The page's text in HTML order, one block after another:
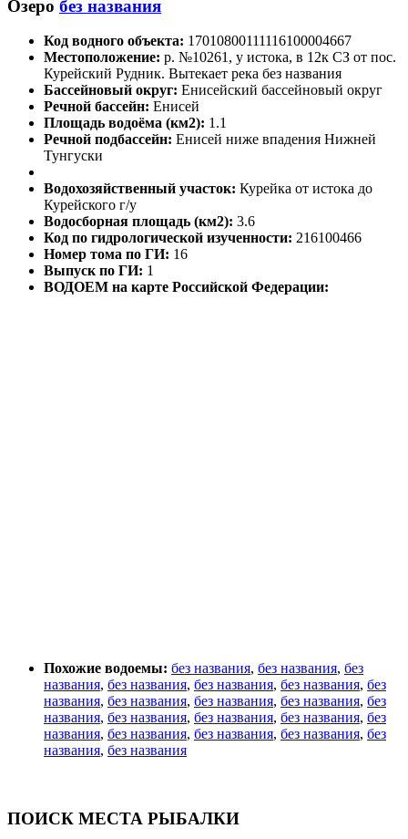
Озеро без названия
Код водного объекта: 17010800111116100004667
Местоположение: р. №10261, у истока, в 12к СЗ от пос.
Курейский Рудник. Вытекает река без названия
Бассейновый округ: Енисейский бассейновый округ
Речной бассейн: Енисей
Площадь водоёма (км2): 1.1
Речной подбассейн: Енисей ниже впадения Нижней
Тунгуски
Водохозяйственный участок: Курейка от истока до
Курейского г/у
Водосборная площадь (км2): 3.6
Код по гидрологической изученности: 216100466
Номер тома по ГИ: 16
Выпуск по ГИ: 1
ВОДОЕМ на карте Российской Федерации:
Похожие водоемы: без названия, без названия, без
названия, без названия, без названия, без названия, без
названия, без названия, без названия, без названия, без
названия, без названия, без названия, без названия, без
названия, без названия, без названия, без названия, без
названия, без названия
ПОИСК МЕСТА РЫБАЛКИ